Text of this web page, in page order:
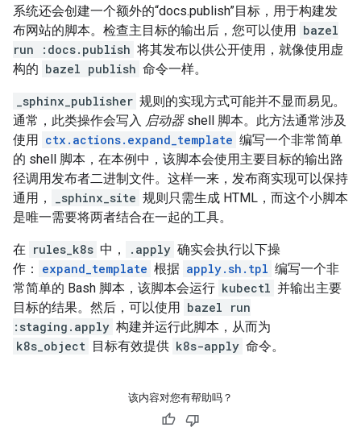
系统还会创建一个额外的“docs.publish”目标，用于构建发
布网站的脚本。检查主目标的输出后，您可以使用 bazel
run :docs.publish 将其发布以供公开使用，就像使用虚
构的 bazel publish 命令一样。
_sphinx_publisher 规则的实现方式可能并不显而易见。
通常，此类操作会写入 启动器shell 脚本。此方法通常涉及
使用 ctx.actions.expand_template 编写一个非常简单
的 shell 脚本，在本例中，该脚本会使用主要目标的输出路
径调用发布者二进制文件。这样一来，发布商实现可以保持
通用，
_sphinx_site 规则只需生成 HTML，而这个小脚本
是唯一需要将两者结合在一起的工具。
在 rules_k8s 中， .apply 确实会执行以下操
作：
expand_template 根据 apply.sh.tpl 编写一个非
常简单的 Bash 脚本，该脚本会运行 kubectl 并输出主要
目标的结果。然后，可以使用 bazel run
:staging.apply 构建并运行此脚本，从而为
k8s_object 目标有效提供 k8s-apply 命令。
该内容对您有帮助吗？